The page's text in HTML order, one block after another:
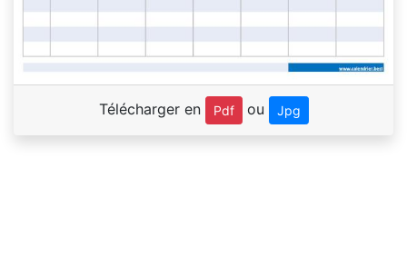
Télécharger en Pdf ou Jpg